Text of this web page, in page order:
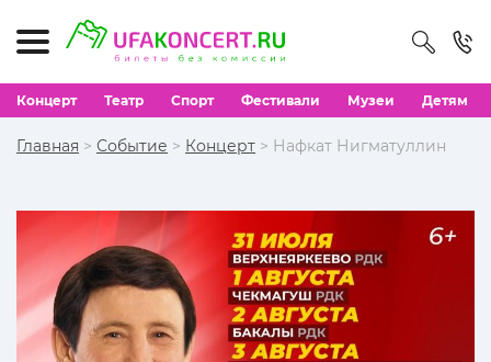
Концерт Театр Спорт Фестивали Музеи Детям
Главная > Событие > Концерт > Нафкат Нигматуллин